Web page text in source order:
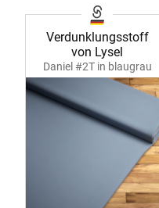
Verdunklungsstoff
von Lysel
Daniel #2T in blaugrau
11219